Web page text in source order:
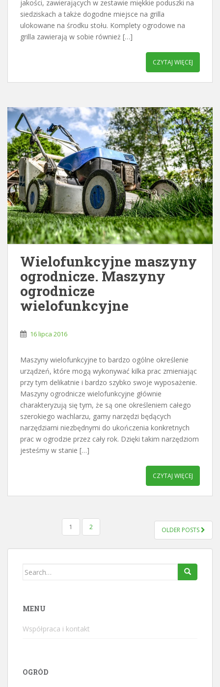
jakości, zawierających w zestawie miękkie poduszki na
siedziskach a także dogodne miejsce na grilla
ulokowane na środku stołu. Komplety ogrodowe na
grilla zawierają w sobie również […]
CZYTAJ WIĘCEJ
Wielofunkcyjne maszyny
ogrodnicze. Maszyny
ogrodnicze
wielofunkcyjne
16 lipca 2016
Maszyny wielofunkcyjne to bardzo ogólne określenie
urządzeń, które mogą wykonywać kilka prac zmieniając
przy tym delikatnie i bardzo szybko swoje wyposażenie.
Maszyny ogrodnicze wielofunkcyjne głównie
charakteryzują się tym, że są one określeniem całego
szerokiego wachlarzu, gamy narzędzi będących
narzędziami niezbędnymi do ukończenia konkretnych
prac w ogrodzie przez cały rok. Dzięki takim narzędziom
jesteśmy w stanie […]
CZYTAJ WIĘCEJ
STRONICOWANIE
1 2 OLDER POSTS
Search
MENU
Współpraca i kontakt
OGRÓD